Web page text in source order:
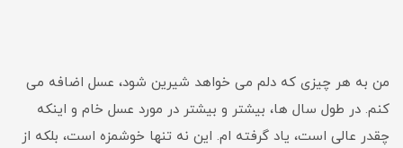
من به هر چیزی که دلم می خواهد شیرین شود، عسل اضافه می
کنم. در طول سال ها، بیشتر و بیشتر در مورد عسل خام و اینکه
چقدر عالی است، یاد گرفته ام. این نه تنها خوشمزه است، بلکه از